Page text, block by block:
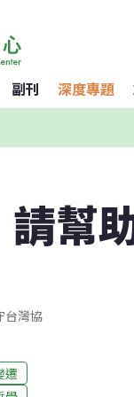
副刊 深度專題
請幫
灣協
遷